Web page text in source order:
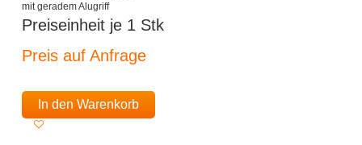
mit geradem Alugriff
Preiseinheit je 1 Stk
Preis auf Anfrage
In den Warenkorb